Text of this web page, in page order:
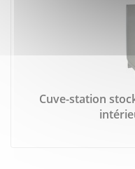
Cuve-station